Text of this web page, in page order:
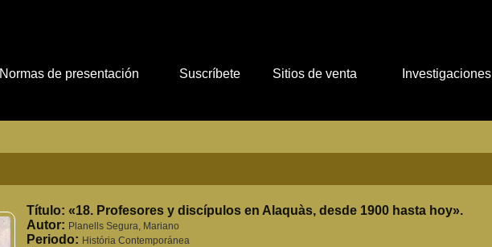
Título: «18. Profesores y discípulos en Alaquàs, desde 1900 hasta hoy».
Autor: Planells Segura, Mariano
Periodo: História Contemporánea
Normas de presentación Suscríbete Sitios de venta Investigaciones